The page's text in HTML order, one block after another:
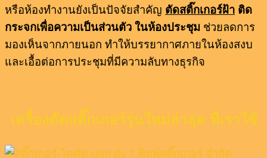
หรือห้องทำงานยังเป็นปัจจัยสำคัญ ตัดสติ๊กเกอร์ฝ้า ติด
กระจกเพื่อความเป็นส่วนตัว ในห้องประชุม ช่วยลดการ
มองเห็นจากภายนอก ทำให้บรรยากาศภายในห้องสงบ
และเอื้อต่อการประชุมที่มีความลับทางธุรกิจ
เครื่องตัดสติ๊กเกอร์รุ่นใหม่ล่าสุด ที่เราใช้